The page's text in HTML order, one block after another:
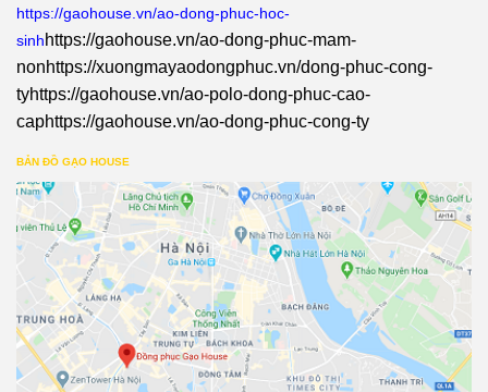
https://gaohouse.vn/ao-dong-phuc-hoc-
sinhhttps://gaohouse.vn/ao-dong-phuc-mam-
nonhttps://xuongmayaodongphuc.vn/dong-phuc-cong-
tyhttps://gaohouse.vn/ao-polo-dong-phuc-cao-
caphttps://gaohouse.vn/ao-dong-phuc-cong-ty
BẢN ĐỒ GẠO HOUSE